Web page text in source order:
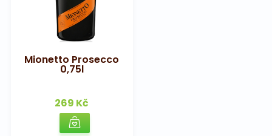
Mionetto Prosecco
0,75l
269 Kč